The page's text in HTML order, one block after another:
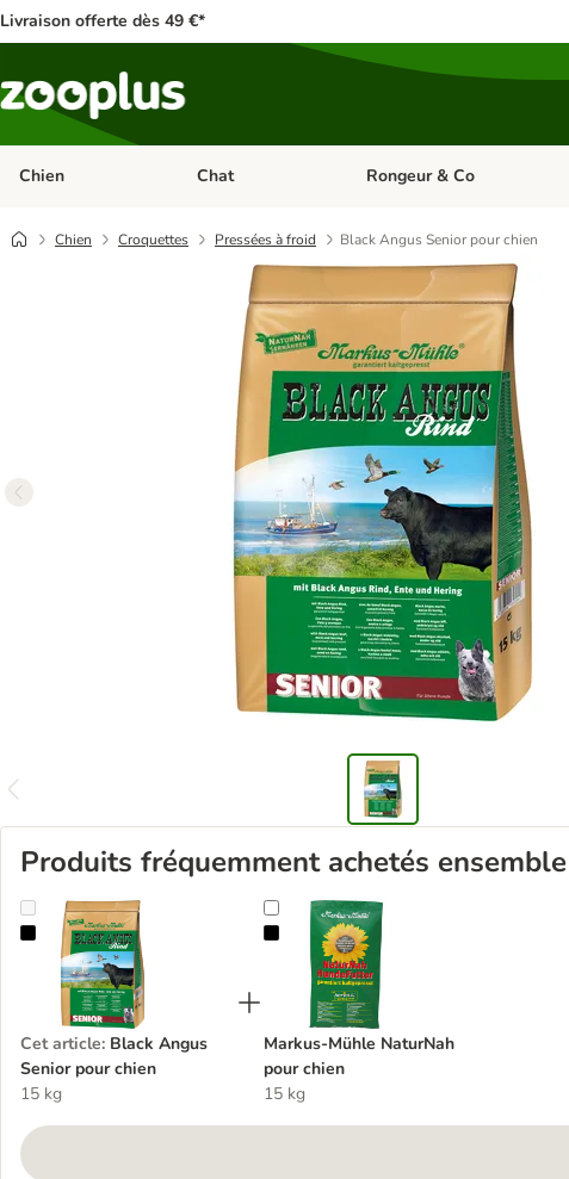
Livraison offerte dès 49 €*
Chien Dérouler les catégories: Chien
Chat Dérouler les catégories: Chat
Rongeur & Co
Chien Croquettes Pressées à froid Black Angus Senior pour chien
Produits fréquemment achetés ensemble
Black Angus Senior pour chien
Cet article: Black Angus
Senior pour chien
15 kg
Markus-Mühle NaturNah pour chien
Markus-Mühle NaturNah
pour chien
15 kg